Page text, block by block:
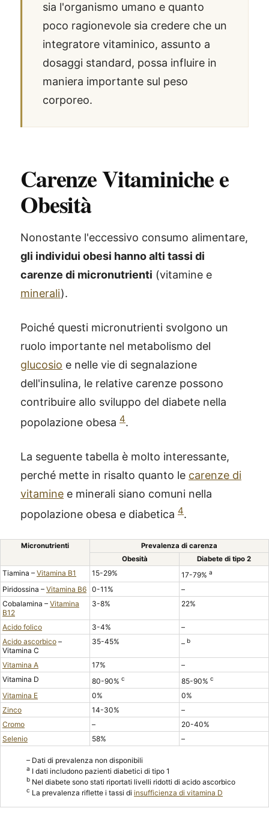
sia l'organismo umano e quanto
poco ragionevole sia credere che un
integratore vitaminico, assunto a
dosaggi standard, possa influire in
maniera importante sul peso
corporeo.
Carenze Vitaminiche e
Obesità
Nonostante l'eccessivo consumo alimentare,
gli individui obesi hanno alti tassi di
carenze di micronutrienti (vitamine e
minerali).
Poiché questi micronutrienti svolgono un
ruolo importante nel metabolismo del
glucosio e nelle vie di segnalazione
dell'insulina, le relative carenze possono
contribuire allo sviluppo del diabete nella
popolazione obesa 4.
La seguente tabella è molto interessante,
perché mette in risalto quanto le carenze di
vitamine e minerali siano comuni nella
popolazione obesa e diabetica 4.
Micronutrienti
Prevalenza di carenza
Obesità
Diabete di tipo 2
Tiamina – Vitamina B1 15-29% 17-79% a
Piridossina – Vitamina B6 0-11%
–
Cobalamina – Vitamina
B12
3-8% 22%
Acido folico 3-4%
–
Acido ascorbico –
Vitamina C
35-45% – b
Vitamina A 17%
–
Vitamina D
80-90% c 85-90% c
Vitamina E 0%
0%
Zinco
14-30%
–
Cromo
–
20-40%
Selenio
58% –
– Dati di prevalenza non disponibili
a I dati includono pazienti diabetici di tipo 1
b Nel diabete sono stati riportati livelli ridotti di acido ascorbico
c La prevalenza riflette i tassi di insufficienza di vitamina D